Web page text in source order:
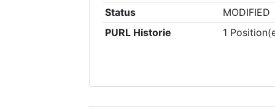
Status
MODIFIED
PURL Historie
1